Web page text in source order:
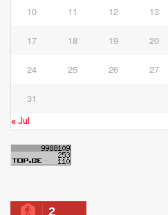
10 11 12 13
17 18 19 20
24 25 26 27
31
« Jul
2